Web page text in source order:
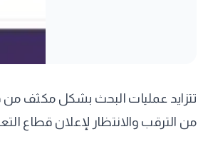
​تتزايد عمليات البحث بشكل مكثف من
من الترقب والانتظار لإعلان قطاع